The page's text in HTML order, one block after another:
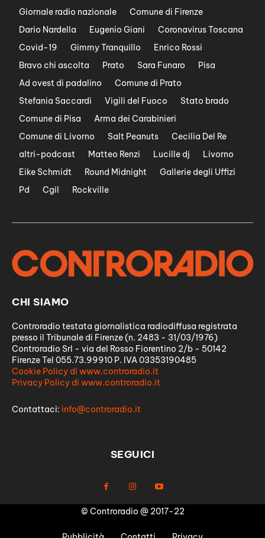
Giornale radio nazionale
Comune di Firenze
Dario Nardella
Eugenio Giani
Coronavirus Toscana
Covid-19
Gimmy Tranquillo
Enrico Rossi
Bravo chi ascolta
Prato Sara Funaro
Pisa
Ad ovest di padalino
Comune di Prato
Stefania Saccardi
Vigili del Fuoco
Stato brado
Comune di Pisa
Arma dei Carabinieri
Comune di Livorno
Salt Peanuts
Cecilia Del Re
altri-podcast
Matteo Renzi Lucille dj
Livorno
Eike Schmidt
Round Midnight
Gallerie degli Uffizi
Pd
Cgil Rockville
CHI SIAMO
Controradio testata giornalistica radiodiffusa registrata
presso il Tribunale di Firenze (n. 2483 - 31/03/1976)
Controradio Srl - via del Rosso Fiorentino 2/b - 50142
Firenze Tel 055.73.99910 P. IVA 03353190485
Cookie Policy di www.controradio.it
Privacy Policy di www.controradio.it
Contattaci: info@controradio.it
SEGUICI
© Controradio @ 2017-22